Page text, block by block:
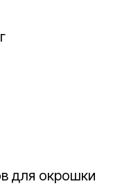
для окрошки